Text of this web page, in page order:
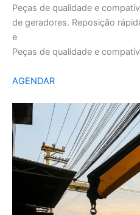
Peças de qualidade e
de geradores. Reposição
e
Peças de qualidade e
AGENDAR